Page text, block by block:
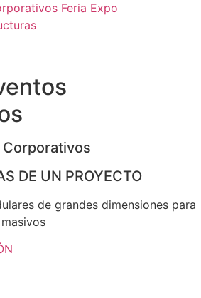
Feria Expo
DE UN PROYECTO
de grandes dimensiones para